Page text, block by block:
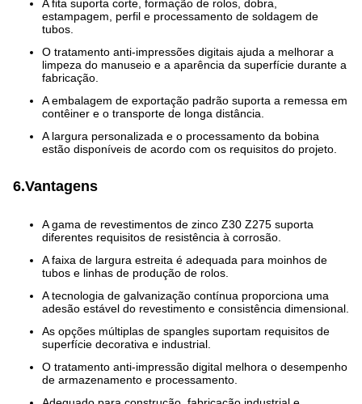
A fita suporta corte, formação de rolos, dobra,
estampagem, perfil e processamento de soldagem de
tubos.
O tratamento anti-impressões digitais ajuda a melhorar a
limpeza do manuseio e a aparência da superfície durante a
fabricação.
A embalagem de exportação padrão suporta a remessa em
contêiner e o transporte de longa distância.
A largura personalizada e o processamento da bobina
estão disponíveis de acordo com os requisitos do projeto.
6.Vantagens
A gama de revestimentos de zinco Z30 Z275 suporta
diferentes requisitos de resistência à corrosão.
A faixa de largura estreita é adequada para moinhos de
tubos e linhas de produção de rolos.
A tecnologia de galvanização contínua proporciona uma
adesão estável do revestimento e consistência dimensional.
As opções múltiplas de spangles suportam requisitos de
superfície decorativa e industrial.
O tratamento anti-impressão digital melhora o desempenho
de armazenamento e processamento.